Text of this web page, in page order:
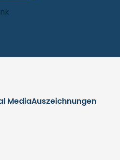
MediaAuszeichnungen